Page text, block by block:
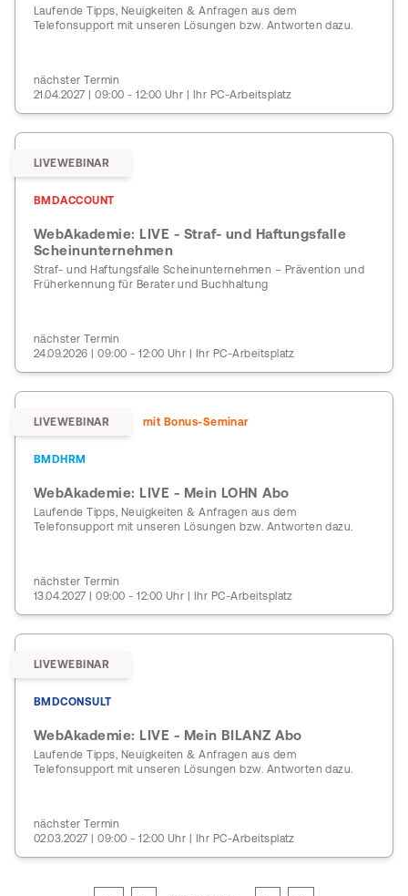
Laufende Tipps, Neuigkeiten & Anfragen aus dem
Telefonsupport mit unseren Lösungen bzw. Antworten dazu.
nächster Termin
21.04.2027 | 09:00 - 12:00 Uhr | Ihr PC-Arbeitsplatz
LIVEWEBINAR
BMDACCOUNT
WebAkademie: LIVE - Straf- und Haftungsfalle
Scheinunternehmen
Straf- und Haftungsfalle Scheinunternehmen – Prävention und
Früherkennung für Berater und Buchhaltung
nächster Termin
24.09.2026 | 09:00 - 12:00 Uhr | Ihr PC-Arbeitsplatz
LIVEWEBINAR mit Bonus-Seminar
BMDHRM
WebAkademie: LIVE - Mein LOHN Abo
Laufende Tipps, Neuigkeiten & Anfragen aus dem
Telefonsupport mit unseren Lösungen bzw. Antworten dazu.
nächster Termin
13.04.2027 | 09:00 - 12:00 Uhr | Ihr PC-Arbeitsplatz
LIVEWEBINAR
BMDCONSULT
WebAkademie: LIVE - Mein BILANZ Abo
Laufende Tipps, Neuigkeiten & Anfragen aus dem
Telefonsupport mit unseren Lösungen bzw. Antworten dazu.
nächster Termin
02.03.2027 | 09:00 - 12:00 Uhr | Ihr PC-Arbeitsplatz